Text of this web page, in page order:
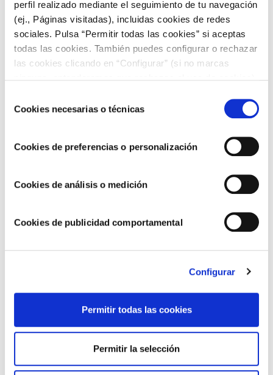
perfil realizado mediante el seguimiento de tu navegación
(ej., Páginas visitadas), incluidas cookies de redes
sociales. Pulsa “Permitir todas las cookies” si aceptas
todas las cookies. También puedes configurar o rechazar
las cookies clicando en “Configurar” (si no marcas
COOKIES.
deCookies necesarias o técnicas
Cookies de preferencias o personalización
Cookies de análisis o medición
Cookies de publicidad comportamental
Configurar
Permitir todas las cookies
Permitir la selección
suave